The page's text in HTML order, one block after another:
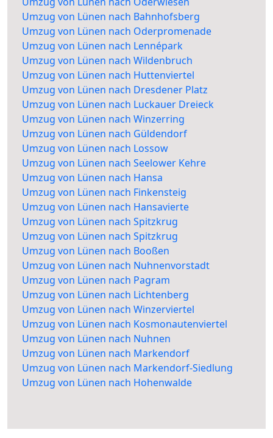
Umzug von Lünen nach Bahnhofsberg
Umzug von Lünen nach Oderpromenade
Umzug von Lünen nach Lennépark
Umzug von Lünen nach Wildenbruch
Umzug von Lünen nach Huttenviertel
Umzug von Lünen nach Dresdener Platz
Umzug von Lünen nach Luckauer Dreieck
Umzug von Lünen nach Winzerring
Umzug von Lünen nach Güldendorf
Umzug von Lünen nach Lossow
Umzug von Lünen nach Seelower Kehre
Umzug von Lünen nach Hansa
Umzug von Lünen nach Finkensteig
Umzug von Lünen nach Hansavierte
Umzug von Lünen nach Spitzkrug
Umzug von Lünen nach Spitzkrug
Umzug von Lünen nach Booßen
Umzug von Lünen nach Nuhnenvorstadt
Umzug von Lünen nach Pagram
Umzug von Lünen nach Lichtenberg
Umzug von Lünen nach Winzerviertel
Umzug von Lünen nach Kosmonautenviertel
Umzug von Lünen nach Nuhnen
Umzug von Lünen nach Markendorf
Umzug von Lünen nach Markendorf-Siedlung
Umzug von Lünen nach Hohenwalde